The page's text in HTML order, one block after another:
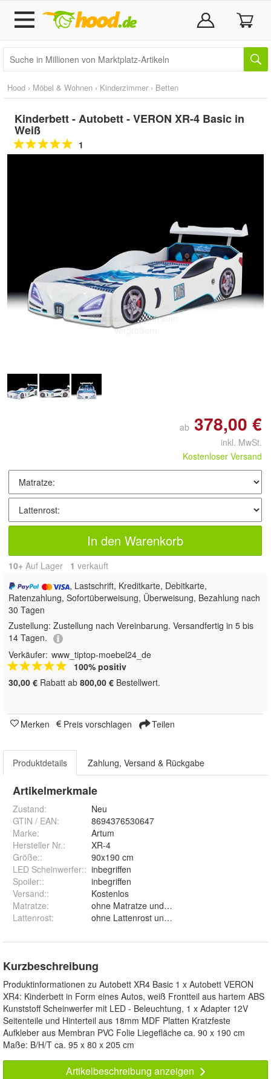
Hood › Möbel & Wohnen › Kinderzimmer › Betten
Kinderbett - Autobett - VERON XR-4 Basic in
Weiß
1
Doppelt antippen zum
vergrößern
ab 378,00 €
inkl. MwSt.
Kostenloser Versand
In den Warenkorb
10+ Auf Lager 1 verkauft
, Lastschrift, Kreditkarte, Debitkarte,
Ratenzahlung, Sofortüberweisung, Überweisung, Bezahlung nach
30 Tagen
Zustellung: Zustellung nach Vereinbarung. Versandfertig in 5 bis
14 Tagen.
Verkäufer: www_tiptop-moebel24_de
100% positiv
30,00 € Rabatt ab 800,00 € Bestellwert.
Merken Preis vorschlagen Teilen
Produktdetails Zahlung, Versand & Rückgabe
Artikelmerkmale
Zustand:
Neu
GTIN / EAN:
8694376530647
Marke:
Artum
Hersteller Nr.:
XR-4
Größe::
90x190 cm
LED Scheinwerfer:: inbegriffen
Spoiler::
inbegriffen
Versand::
Kostenlos
Matratze:
ohne Matratze und Comfort Matratze
Lattenrost: ohne Lattenrost und Lattenrost Siesta
Kurzbeschreibung
Produktinformationen zu Autobett XR4 Basic 1 x Autobett VERON
XR4: Kinderbett in Form eines Autos, weiß Frontteil aus hartem ABS
Kunststoff Scheinwerfer mit LED - Beleuchtung, 1 x Adapter 12V
Seitenteile und Hinterteil aus 18mm MDF Platten Kratzfeste
Aufkleber aus Membran PVC Folie Liegefläche ca. 90 x 190 cm
Maße: B/H/T ca. 95 x 80 x 205 cm
Artikelbeschreibung anzeigen